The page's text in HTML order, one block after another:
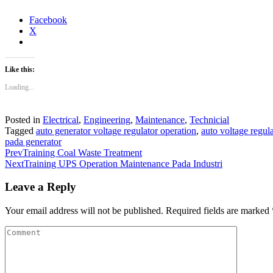
Facebook
X
Like this:
Loading...
Posted in Electrical, Engineering, Maintenance, Technicial
Tagged auto generator voltage regulator operation, auto voltage
pada generator
PrevTraining Coal Waste Treatment
NextTraining UPS Operation Maintenance Pada Industri
Leave a Reply
Your email address will not be published. Required fields are marked